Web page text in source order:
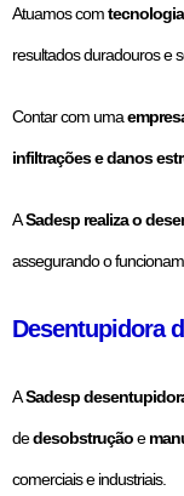
Atuamos com
resultados duradouros e
Contar com uma
infiltrações e danos
ASadesp realiza o
assegurando o
Desentupidora
ASadesp
dedesobstruçãoe
comerciais e industriais.